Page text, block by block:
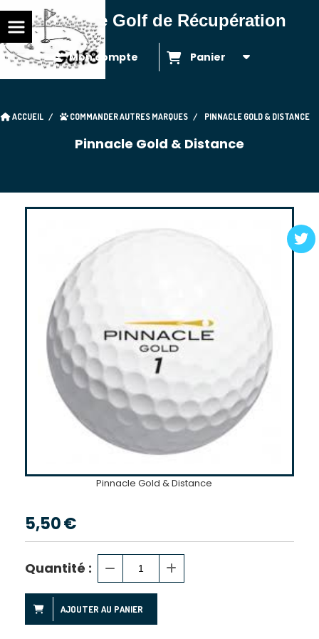
Balles de Golf de Récupération
Mon compte Panier
ACCUEIL COMMANDER AUTRES MARQUES PINNACLE GOLD & DISTANCE
Pinnacle Gold & Distance
Pinnacle Gold & Distance
5,50€
Quantité :
AJOUTER AU PANIER